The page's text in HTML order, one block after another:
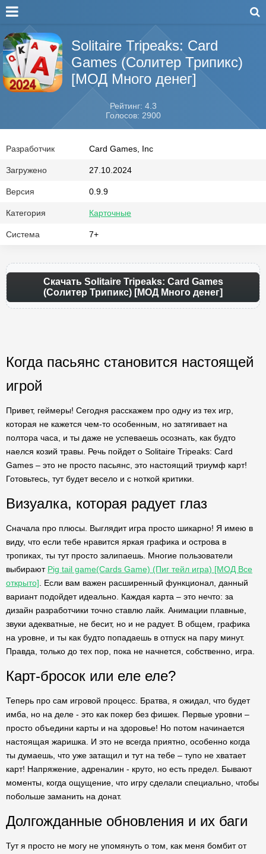
Solitaire Tripeaks: Card
Games (Солитер Трипикс)
[МОД Много денег]
Рейтинг: 4.3
Голосов: 2900
Разработчик Card Games, Inc
Загружено 27.10.2024
Версия 0.9.9
Категория Карточные
Система 7+
Скачать Solitaire Tripeaks: Card Games
(Солитер Трипикс) [МОД Много денег]
Когда пасьянс становится настоящей
игрой
Привет, геймеры! Сегодня расскажем про одну из тех игр,
которая не кажется чем-то особенным, но затягивает на
полтора часа, и ты даже не успеваешь осознать, как будто
наелся козий травы. Речь пойдет о Solitaire Tripeaks: Card
Games – это не просто пасьянс, это настоящий триумф карт!
Готовьтесь, тут будет весело и с ноткой критики.
Визуалка, которая радует глаз
Сначала про плюсы. Выглядит игра просто шикарно! Я имею в
виду, что если тебе нравится яркая графика и острова в
тропиках, ты тут просто залипаешь. Многие пользователи
выбирают Pig tail game(Cards Game) (Пиг тейл игра) [МОД Все
открыто] . Если вам важен расширенный функционал, данный
вариант подойдет идеально. Каждая карта – это нечто: за
дизайн разработчики точно ставлю лайк. Анимации плавные,
звуки адекватные, не бесит, но и не радует. В общем, графика
на уровне, и ты как будто попадаешь в отпуск на пару минут.
Правда, только до тех пор, пока не начнется, собственно, игра.
Карт-бросок или еле еле?
Теперь про сам игровой процесс. Братва, я ожидал, что будет
имба, но на деле - это как покер без фишек. Первые уровни –
просто объедини карты и на здоровье! Но потом начинается
настоящая жаришка. И это не всегда приятно, особенно когда
ты думаешь, что уже затащил и тут на тебе – тупо не хватает
карт! Напряжение, адреналин - круто, но есть предел. Бывают
моменты, когда ощущение, что игру сделали специально, чтобы
побольше заманить на донат.
Долгожданные обновления и их баги
Тут я просто не могу не упомянуть о том, как меня бомбит от